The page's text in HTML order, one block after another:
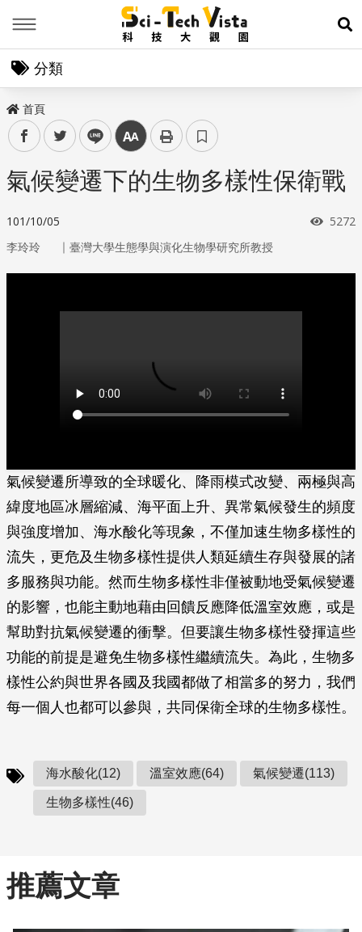
展
分類
首頁
facebooktwitter line 中
氣候變遷下的生物多樣性保衛戰
101/10/05 瀏覽
5272
李玲玲 ｜ 臺灣大學生態學與演化生物學研究所教授
氣候變遷所導致的全球暖化、降雨模式改變、兩極與高
緯度地區冰層縮減、海平面上升、異常氣候發生的頻度
與強度增加、海水酸化等現象，不僅加速生物多樣性的
流失，更危及生物多樣性提供人類延續生存與發展的諸
多服務與功能。然而生物多樣性非僅被動地受氣候變遷
的影響，也能主動地藉由回饋反應降低溫室效應，或是
幫助對抗氣候變遷的衝擊。但要讓生物多樣性發揮這些
功能的前提是避免生物多樣性繼續流失。為此，生物多
樣性公約與世界各國及我國都做了相當多的努力，我們
每一個人也都可以參與，共同保衛全球的生物多樣性。
海水酸化(12) 溫室效應(64) 氣候變遷(113)
生物多樣性(46)
推薦文章